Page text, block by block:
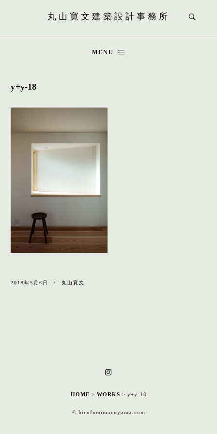
丸山寛文建築設計事務所
MENU
y+y-18
2019年5月6日 丸山寛文
HOME > WORKS > y+y-18
© hirofumimaruyama.com